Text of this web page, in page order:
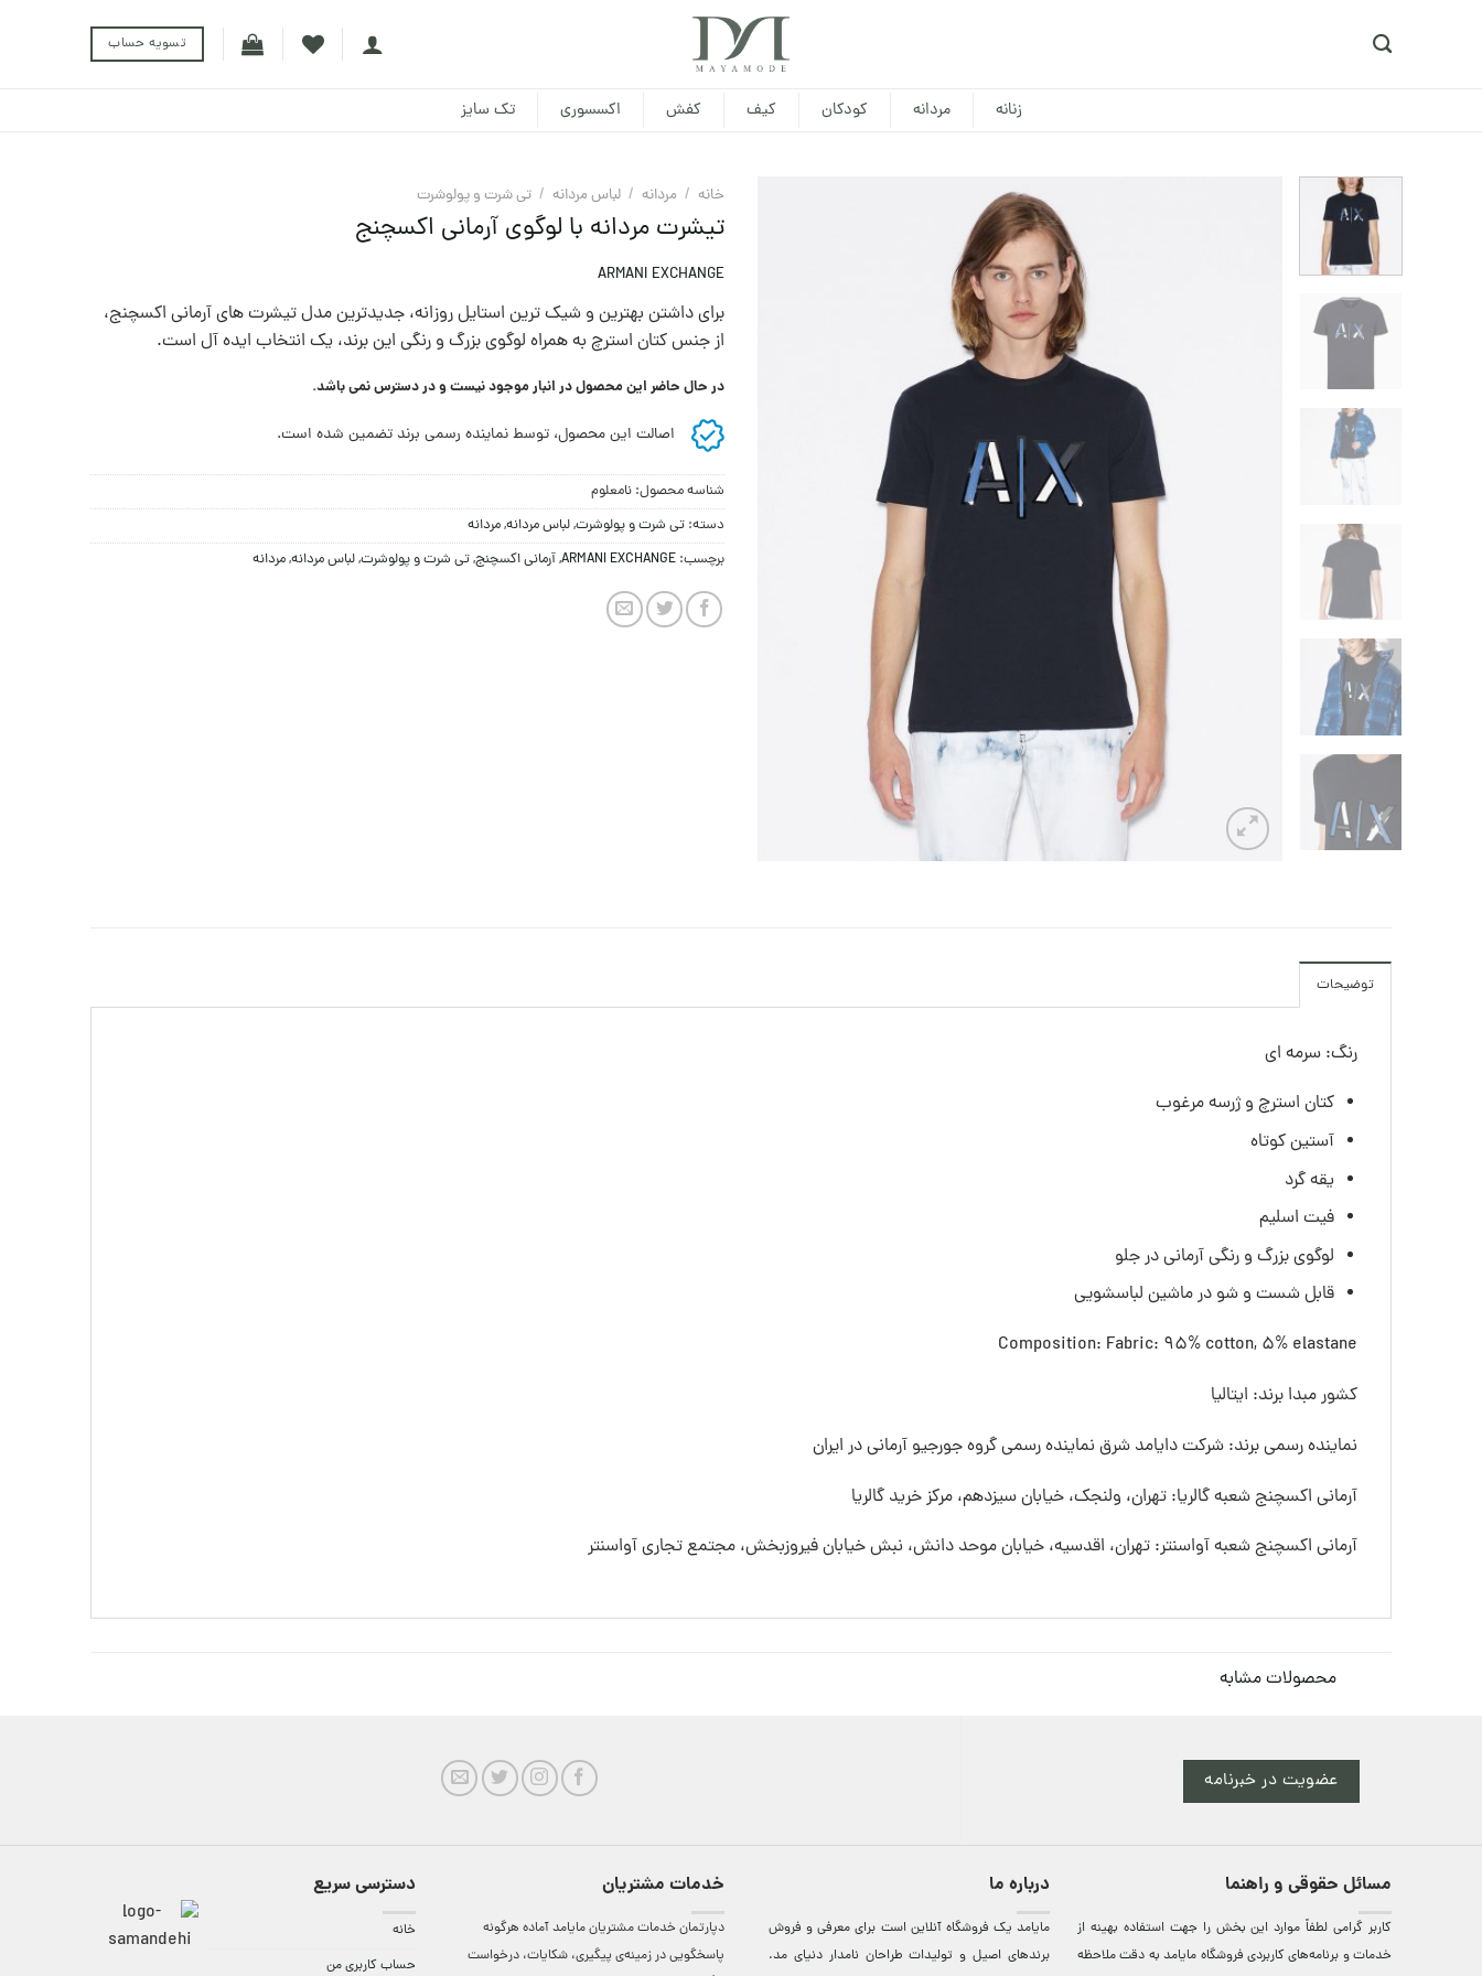
تسویه حساب
زنانه مردانه کودکان کیف کفش اکسسوری تک سایز
خانه / مردانه / لباس مردانه / تی شرت و پولوشرت
تیشرت مردانه با لوگوی آرمانی اکسچنج
ARMANI EXCHANGE
برای داشتن بهترین و شیک ترین استایل روزانه، جدیدترین مدل تیشرت های آرمانی اکسچنج،
از جنس کتان استرچ به همراه لوگوی بزرگ و رنگی اين برند، یک انتخاب ایده آل است.
در حال حاضر این محصول در انبار موجود نیست و در دسترس نمی باشد.
اصالت این محصول، توسط نماینده رسمی برند تضمین شده است.
شناسه محصول: نامعلوم
دسته: تی شرت و پولوشرت,لباس مردانه,مردانه
برچسب: ARMANI EXCHANGE
,آرمانی اکسچنج,تی شرت و پولوشرت,لباس مردانه,مردانه
توضیحات
رنگ: سرمه ای
کتان استرچ و ژرسه مرغوب
آستین کوتاه
یقه گرد
فیت اسلیم
لوگوی بزرگ و رنگی آرمانی در جلو
قابل شست و شو در ماشین لباسشویی
Composition: Fabric: 95% cotton, 5% elastane
کشور مبدا برند: ایتالیا
نماینده رسمی برند: شرکت دایامد شرق نماینده رسمی گروه جورجیو آرمانی در ایران
آرمانی اکسچنج شعبه گالریا: تهران، ولنجک، خیابان سیزدهم، مرکز خرید گالریا
آرمانی اکسچنج شعبه آواسنتر: تهران، اقدسیه، خیابان موحد دانش، نبش خیابان فیروزبخش، مجتمع تجاری آواسنتر
محصولات مشابه
عضویت در خبرنامه
مسائل حقوقی و راهنما
کاربر گرامی لطفاً موارد این بخش را جهت استفاده بهینه از
خدمات و برنامه‌‏های کاربردی فروشگاه مایامد به دقت ملاحظه
درباره ما
مایامد يک فروشگاه آنلاين است برای معرفی و فروش
برندهای اصيل و توليدات طراحان نامدار دنيای مد.
خدمات مشتریان
دپارتمان خدمات مشتریان مایامد آماده هرگونه
پاسخگویی در زمینه‌ی پیگیری، شکایات، درخواست
دسترسی سریع
خانه
حساب کاربری من